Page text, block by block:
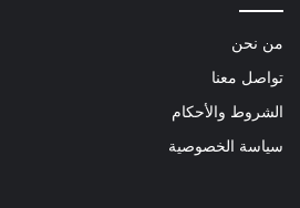
من نحن
تواصل معنا
الشروط والأحكام
سياسة الخصوصية